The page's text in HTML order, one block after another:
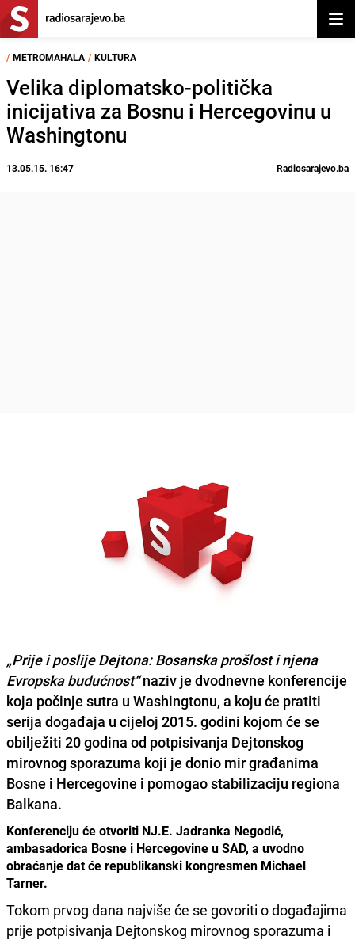
/ METROMAHALA / KULTURA
Velika diplomatsko-politička
inicijativa za Bosnu i Hercegovinu u
Washingtonu
13.05.15. 16:47 Radiosarajevo.ba
„Prije i poslije Dejtona: Bosanska prošlost i njena
Evropska budućnost“naziv je dvodnevne konferencije
koja počinje sutra u Washingtonu, a koju će pratiti
serija događaja u cijeloj 2015. godini kojom će se
obilježiti 20 godina od potpisivanja Dejtonskog
mirovnog sporazuma koji je donio mir građanima
Bosne i Hercegovine i pomogao stabilizaciju regiona
Balkana.
Konferenciju će otvoriti NJ.E. Jadranka Negodić,
ambasadorica Bosne i Hercegovine u SAD, a uvodno
obraćanje dat će republikanski kongresmen Michael
Tarner.
Tokom prvog dana najviše će se govoriti o događajima
prije potpisivanja Dejtonskog mirovnog sporazuma i